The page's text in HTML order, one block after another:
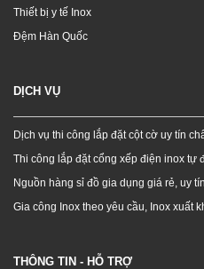
Thiết bị y tế Inox
Đệm Hàn Quốc
DỊCH VỤ
Dịch vụ thi công lắp đặt cột cờ uy tín
Thi công lắp đặt cổng xếp điện inox tự
Nguồn hàng sỉ đồ gia dụng giá rẻ, uy tín
Gia công Inox theo yêu cầu, Inox xuất
THÔNG TIN - HỖ TRỢ